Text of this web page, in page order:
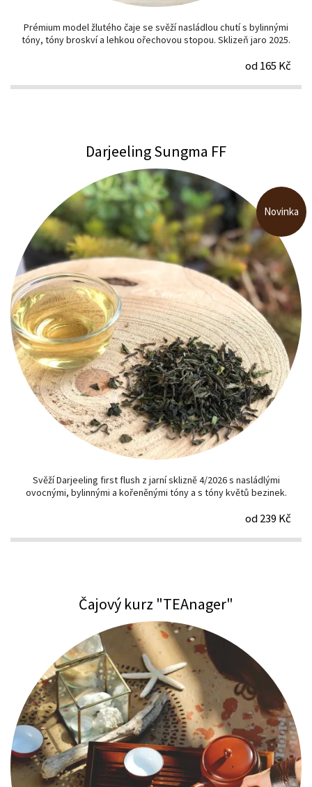
Prémium model žlutého čaje se svěží nasládlou chutí s bylinnými
tóny, tóny broskví a lehkou ořechovou stopou. Sklizeň jaro 2025.
od 165 Kč
Darjeeling Sungma FF
Svěží Darjeeling first flush z jarní sklizně 4/2026 s nasládlými
ovocnými, bylinnými a kořeněnými tóny a s tóny květů bezinek.
od 239 Kč
Novinka
Čajový kurz "TEAnager"